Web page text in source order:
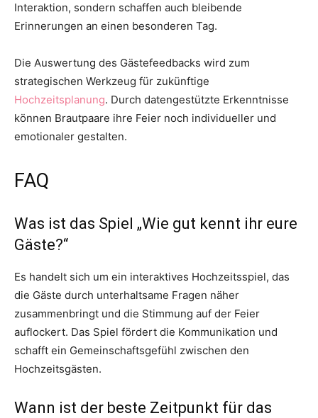
Interaktion, sondern schaffen auch bleibende
Erinnerungen an einen besonderen Tag.
Die Auswertung des Gästefeedbacks wird zum
strategischen Werkzeug für zukünftige
Hochzeitsplanung. Durch datengestützte Erkenntnisse
können Brautpaare ihre Feier noch individueller und
emotionaler gestalten.
FAQ
Was ist das Spiel „Wie gut kennt ihr eure
Gäste?“
Es handelt sich um ein interaktives Hochzeitsspiel, das
die Gäste durch unterhaltsame Fragen näher
zusammenbringt und die Stimmung auf der Feier
auflockert. Das Spiel fördert die Kommunikation und
schafft ein Gemeinschaftsgefühl zwischen den
Hochzeitsgästen.
Wann ist der beste Zeitpunkt für das